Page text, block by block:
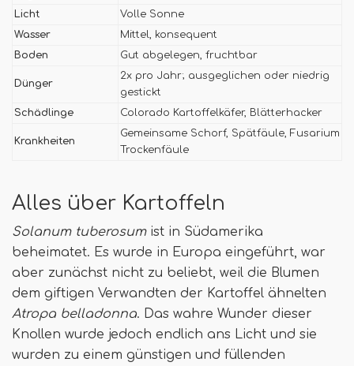
Licht
Volle Sonne
Wasser
Mittel, konsequent
Boden
Gut abgelegen, fruchtbar
Dünger
2x pro Jahr; ausgeglichen oder niedrig
gestickt
Schädlinge
Colorado Kartoffelkäfer, Blätterhacker
Krankheiten
Gemeinsame Schorf, Spätfäule, Fusarium
Trockenfäule
Alles über Kartoffeln
Solanum tuberosum ist in Südamerika
beheimatet. Es wurde in Europa eingeführt, war
aber zunächst nicht zu beliebt, weil die Blumen
dem giftigen Verwandten der Kartoffel ähnelten
Atropa belladonna. Das wahre Wunder dieser
Knollen wurde jedoch endlich ans Licht und sie
wurden zu einem günstigen und füllenden